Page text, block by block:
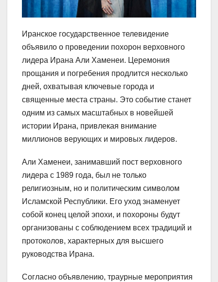
Иранское государственное телевидение
объявило о проведении похорон верховного
лидера Ирана Али Хаменеи. Церемония
прощания и погребения продлится несколько
дней, охватывая ключевые города и
священные места страны. Это событие станет
одним из самых масштабных в новейшей
истории Ирана, привлекая внимание
миллионов верующих и мировых лидеров.
Али Хаменеи, занимавший пост верховного
лидера с 1989 года, был не только
религиозным, но и политическим символом
Исламской Республики. Его уход знаменует
собой конец целой эпохи, и похороны будут
организованы с соблюдением всех традиций и
протоколов, характерных для высшего
руководства Ирана.
Согласно объявлению, траурные мероприятия